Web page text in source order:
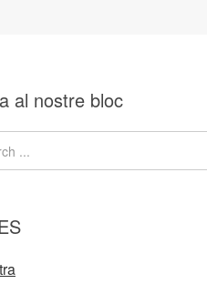
al nostre bloc